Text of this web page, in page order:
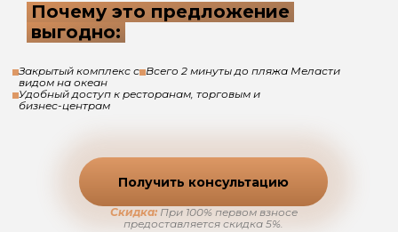
Почему это предложение
выгодно:
Закрытый комплекс с
видом на океан
Всего 2 минуты до пляжа Меласти
Удобный доступ к ресторанам, торговым и
бизнес-центрам
Получить консультацию
Скидка:При 100% первом взносе
предоставляется скидка 5%.